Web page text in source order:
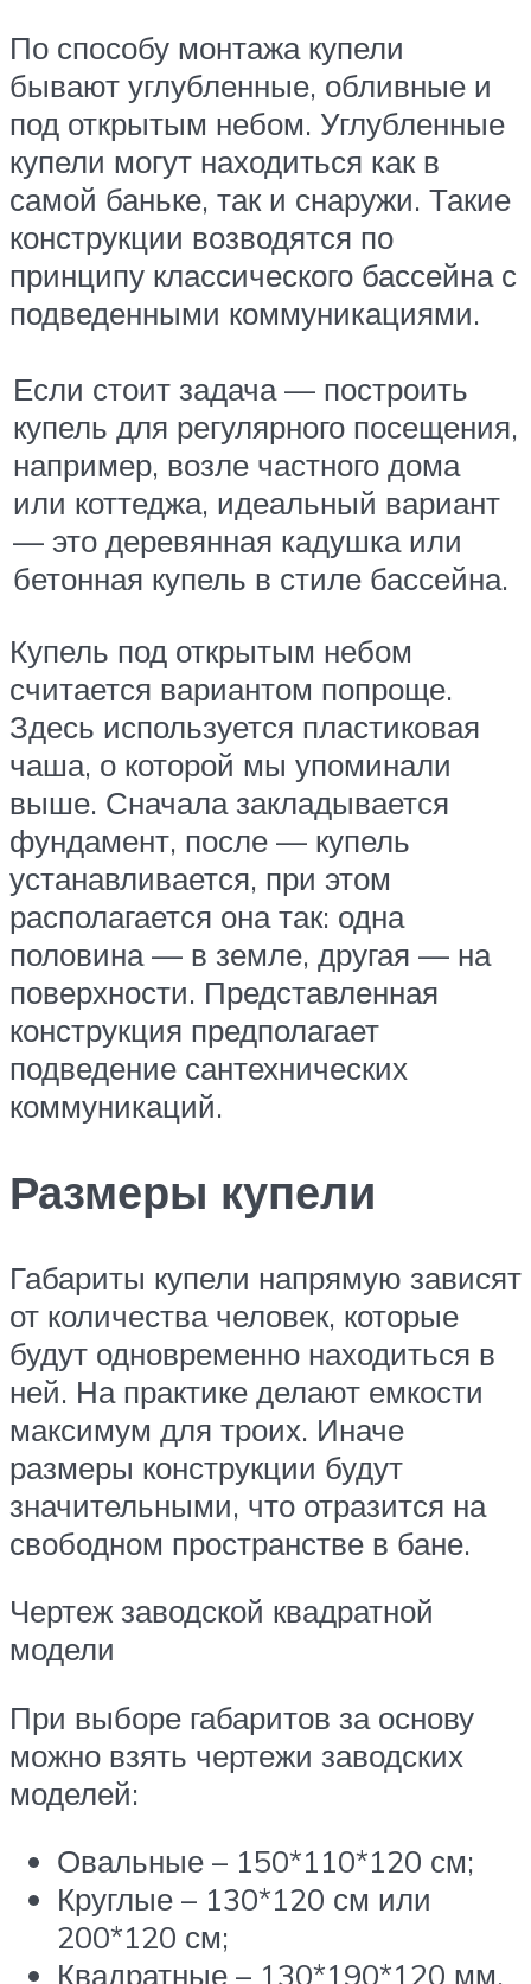
По способу монтажа купели
бывают углубленные, обливные и
под открытым небом. Углубленные
купели могут находиться как в
самой баньке, так и снаружи. Такие
конструкции возводятся по
принципу классического бассейна с
подведенными коммуникациями.
Если стоит задача — построить
купель для регулярного посещения,
например, возле частного дома
или коттеджа, идеальный вариант
— это деревянная кадушка или
бетонная купель в стиле бассейна.
Купель под открытым небом
считается вариантом попроще.
Здесь используется пластиковая
чаша, о которой мы упоминали
выше. Сначала закладывается
фундамент, после — купель
устанавливается, при этом
располагается она так: одна
половина — в земле, другая — на
поверхности. Представленная
конструкция предполагает
подведение сантехнических
коммуникаций.
Размеры купели
Габариты купели напрямую зависят
от количества человек, которые
будут одновременно находиться в
ней. На практике делают емкости
максимум для троих. Иначе
размеры конструкции будут
значительными, что отразится на
свободном пространстве в бане.
Чертеж заводской квадратной
модели
При выборе габаритов за основу
можно взять чертежи заводских
моделей:
Овальные – 150*110*120 см;
Круглые – 130*120 см или
200*120 см;
Квадратные – 130*190*120 мм.